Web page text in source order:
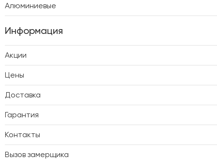
Алюминиевые
Информация
Акции
Цены
Доставка
Гарантия
Контакты
Вызов замерщика